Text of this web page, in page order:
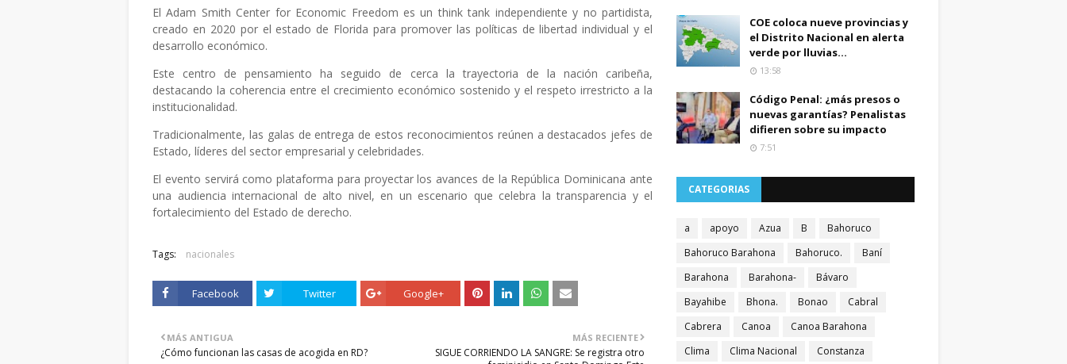
El Adam Smith Center for Economic Freedom es un think tank independiente y no partidista,
creado en 2020 por el estado de Florida para promover las políticas de libertad individual y el
desarrollo económico.
Este centro de pensamiento ha seguido de cerca la trayectoria de la nación caribeña,
destacando la coherencia entre el crecimiento económico sostenido y el respeto irrestricto a la
institucionalidad.
Tradicionalmente, las galas de entrega de estos reconocimientos reúnen a destacados jefes de
Estado, líderes del sector empresarial y celebridades.
El evento servirá como plataforma para proyectar los avances de la República Dominicana ante
una audiencia internacional de alto nivel, en un escenario que celebra la transparencia y el
fortalecimiento del Estado de derecho.
Tags: nacionales
Facebook Twitter Google+
MÁS RECIENTE
SIGUE CORRIENDO LA SANGRE: Se registra otro
MÁS ANTIGUA
¿Cómo funcionan las casas de acogida en RD?
COE coloca nueve provincias y
el Distrito Nacional en alerta
verde por lluvias...
13:58
Código Penal: ¿más presos o
nuevas garantías? Penalistas
difieren sobre su impacto
7:51
CATEGORIAS
a apoyo Azua B
Bahoruco
Bahoruco Barahona
Bahoruco.
Baní
Barahona
Barahona-
Bávaro
Bayahibe
Bhona. Bonao
Cabral
Cabrera
Canoa
Canoa Barahona
Clima
Clima Nacional
Constanza